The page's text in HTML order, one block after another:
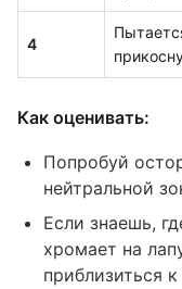
4
Как оценивать:
Попробуй
нейтральной
Если знаешь,
хромает на
приблизиться